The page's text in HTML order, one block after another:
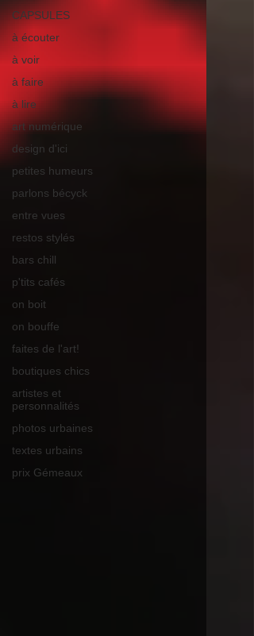
CAPSULES
à écouter
à voir
à faire
à lire
art numérique
design d'ici
petites humeurs
parlons bécyck
entre vues
restos stylés
bars chill
p'tits cafés
on boit
on bouffe
faites de l'art!
boutiques chics
artistes et
personnalités
photos urbaines
textes urbains
prix Gémeaux